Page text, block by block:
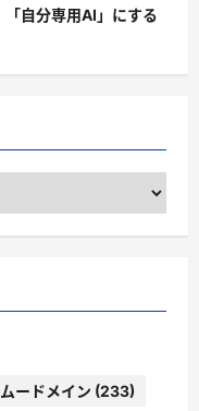
自分専用AI」にする
ードメイン (233)